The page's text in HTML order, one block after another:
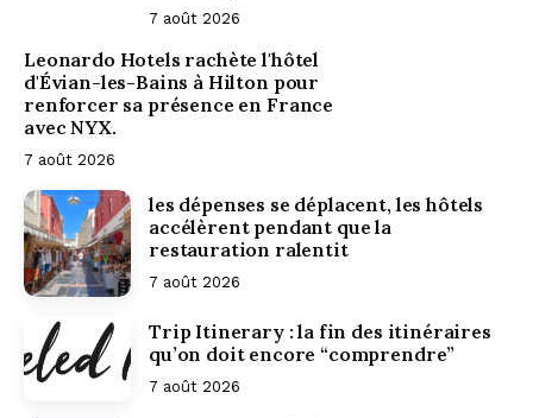
7 août 2026
Leonardo Hotels rachète l'hôtel
d'Évian-les-Bains à Hilton pour
renforcer sa présence en France
avec NYX.
7 août 2026
les dépenses se déplacent, les hôtels
accélèrent pendant que la
restauration ralentit
7 août 2026
Trip Itinerary : la fin des itinéraires
qu’on doit encore “comprendre”
7 août 2026